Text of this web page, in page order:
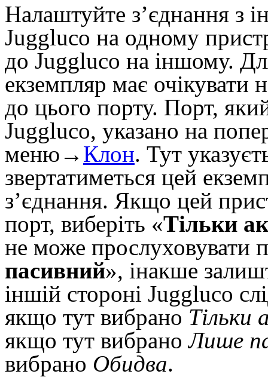
Налаштуйте з’єднання з
Juggluco на одному
до Juggluco на іншому.
екземпляр має
до цього порту. Порт,
Juggluco, указано на
меню→ Клон. Тут
звертатиметься цей
з’єднання. Якщо цей
порт, виберіть «Тільки
не може прослуховувати
пасивний», інакше
іншій стороні Juggluco
якщо тут вибрано Тільки
якщо тут вибраноЛише
вибрано Обидва.